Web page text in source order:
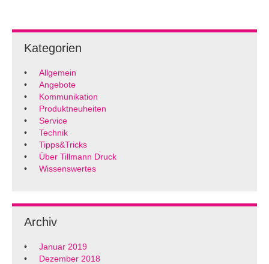
Kategorien
Allgemein
Angebote
Kommunikation
Produktneuheiten
Service
Technik
Tipps&Tricks
Über Tillmann Druck
Wissenswertes
Archiv
Januar 2019
Dezember 2018